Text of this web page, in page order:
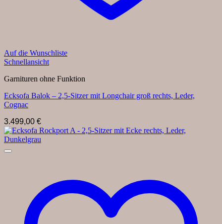
Auf die Wunschliste
Schnellansicht
Garnituren ohne Funktion
Ecksofa Balok – 2,5-Sitzer mit Longchair groß rechts, Leder,
Cognac
3.499,00 €